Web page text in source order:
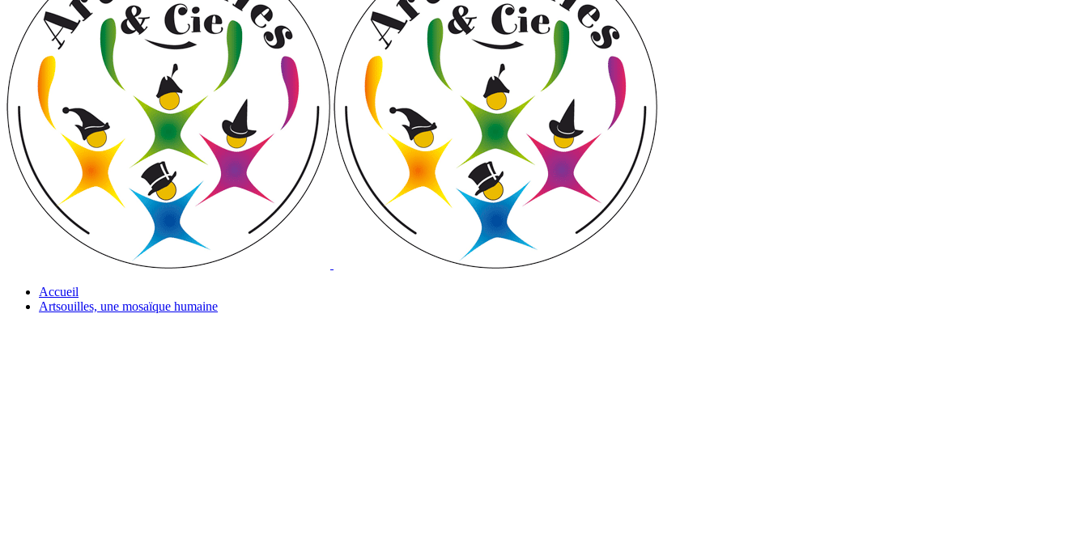
Accueil
Artsouilles, une mosaïque humaine